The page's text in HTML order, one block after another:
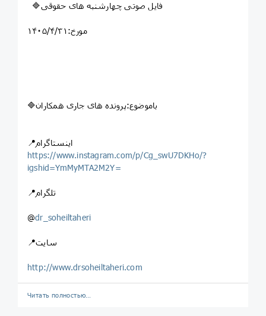
🔷فایل صوتی چهارشنبه های حقوقی
مورخ:۱۴۰۵/۴/۳۱
🔷باموضوع:پرونده های جاری همکاران
📍اینستاگرام
https://www.instagram.com/p/Cg_swU7DKHo/?
igshid=YmMyMTA2M2Y=
📍تلگرام
@dr_soheiltaheri
📍سایت
http://www.drsoheiltaheri.com
Читать полностью…